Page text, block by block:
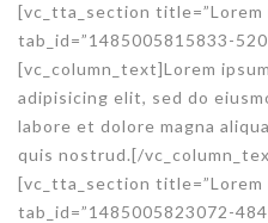
[vc_tta_section title=”Lorem
tab_id=”1485005815833-
[vc_column_text]Lorem
adipisicing elit, sed do
labore et dolore magna
quis nostrud.[/
[vc_tta_section title=”Lorem
tab_id=”1485005823072-